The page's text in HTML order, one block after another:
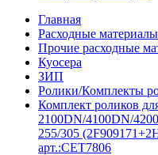
Главная
Расходные материалы
Прочие расходные
Куосера
ЗИП
Ролики/Комплекты
Комплект роликов
2100DN/4100DN/
255/305
арт.:CET7806